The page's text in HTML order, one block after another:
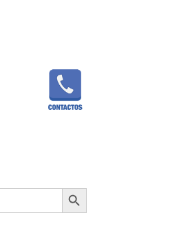
Botón de búsqueda